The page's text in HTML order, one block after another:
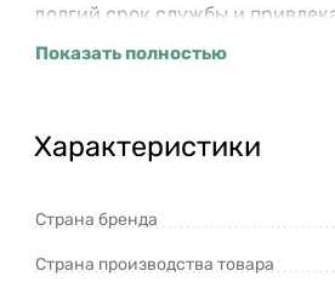
долгий срок службы и
даже после многократных
наволочек: 50х70 см. Длина
стирки 40° C ! Гладить при
сушка при низкой температуре
Показать полностью
Характеристики
Страна бренда
Страна производства товара